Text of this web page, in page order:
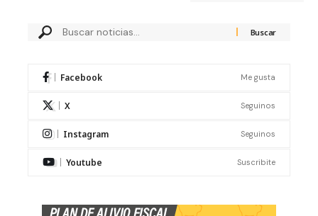
Facebook Me gusta
X Seguinos
Instagram Seguinos
Youtube Suscribite